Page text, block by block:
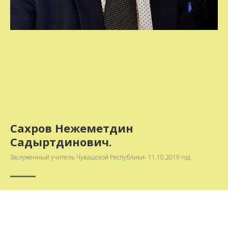
Сахров Нежеметдин
Садыртдинович.
Заслуженный учитель Чувашской Республики- 11.10.2019 год.